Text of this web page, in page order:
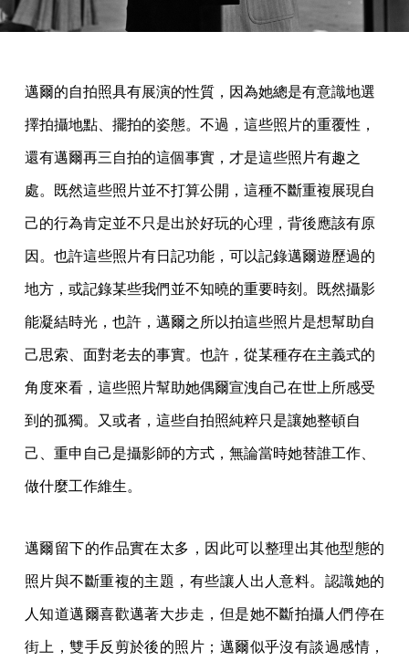
邁爾的自拍照具有展演的性質，因為她總是有意識地選
擇拍攝地點、擺拍的姿態。不過，這些照片的重覆性，
還有邁爾再三自拍的這個事實，才是這些照片有趣之
處。既然這些照片並不打算公開，這種不斷重複展現自
己的行為肯定並不只是出於好玩的心理，背後應該有原
因。也許這些照片有日記功能，可以記錄邁爾遊歷過的
地方，或記錄某些我們並不知曉的重要時刻。既然攝影
能凝結時光，也許，邁爾之所以拍這些照片是想幫助自
己思索、面對老去的事實。也許，從某種存在主義式的
角度來看，這些照片幫助她偶爾宣洩自己在世上所感受
到的孤獨。又或者，這些自拍照純粹只是讓她整頓自
己、重申自己是攝影師的方式，無論當時她替誰工作、
做什麼工作維生。
邁爾留下的作品實在太多，因此可以整理出其他型態的
照片與不斷重複的主題，有些讓人出人意料。認識她的
人知道邁爾喜歡邁著大步走，但是她不斷拍攝人們停在
街上，雙手反剪於後的照片；邁爾似乎沒有談過感情，